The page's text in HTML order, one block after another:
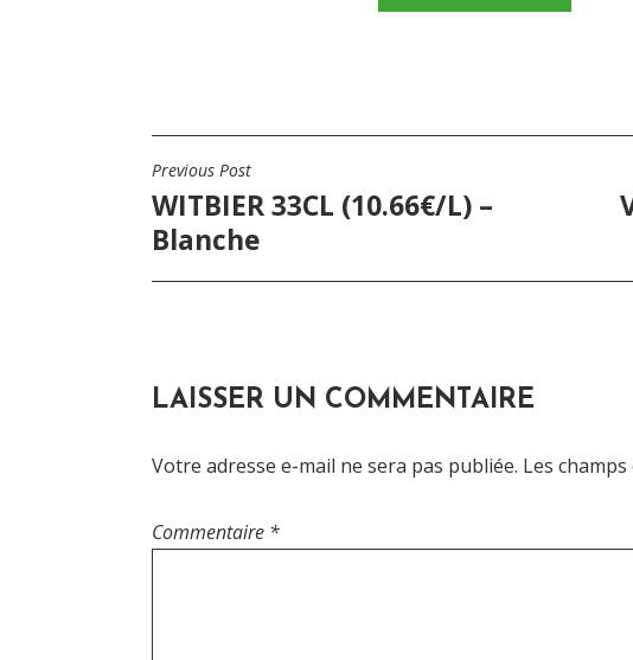
NAVIGATION
DE
Previous Post
WITBIER 33CL (10.66€/L) –
Blanche
LAISSER UN COMMENTAIRE
Votre adresse e-mail ne sera pas publiée. Les
Commentaire *